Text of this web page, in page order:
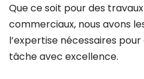
Que ce soit pour des
commerciaux, nous avons
l’expertise nécessaires
tâche avec excellence.